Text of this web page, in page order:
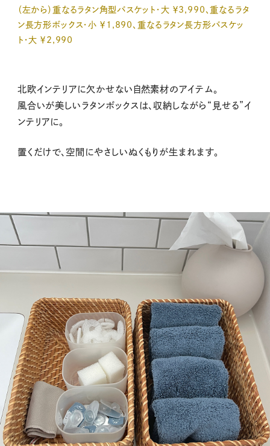
（左から）重なるラタン角型バスケット・大 ￥3,990、重なるラタ
ン長方形ボックス・小 ￥1,890、重なるラタン長方形バスケッ
ト・大 ￥2,990
北欧インテリアに欠かせない自然素材のアイテム。
風合いが美しいラタンボックスは、収納しながら“見せる”イ
ンテリアに。
置くだけで、空間にやさしいぬくもりが生まれます。